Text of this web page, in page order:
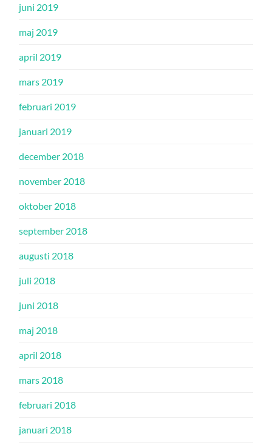
juni 2019
maj 2019
april 2019
mars 2019
februari 2019
januari 2019
december 2018
november 2018
oktober 2018
september 2018
augusti 2018
juli 2018
juni 2018
maj 2018
april 2018
mars 2018
februari 2018
januari 2018